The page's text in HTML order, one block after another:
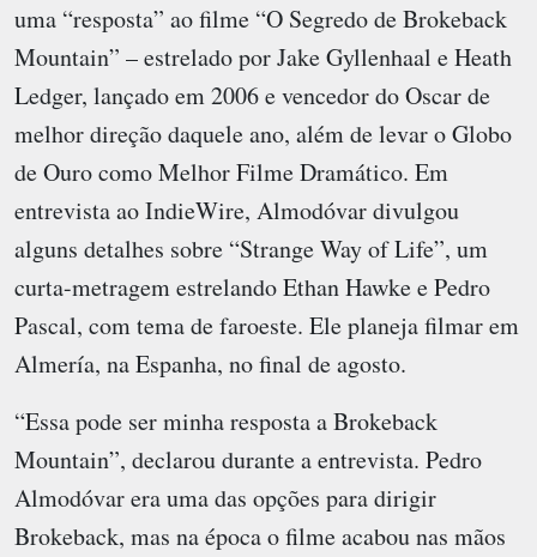
uma “resposta” ao filme “O Segredo de Brokeback
Mountain” – estrelado por Jake Gyllenhaal e Heath
Ledger, lançado em 2006 e vencedor do Oscar de
melhor direção daquele ano, além de levar o Globo
de Ouro como Melhor Filme Dramático. Em
entrevista ao IndieWire, Almodóvar divulgou
alguns detalhes sobre “Strange Way of Life”, um
curta-metragem estrelando Ethan Hawke e Pedro
Pascal, com tema de faroeste. Ele planeja filmar em
Almería, na Espanha, no final de agosto.
“Essa pode ser minha resposta a Brokeback
Mountain”, declarou durante a entrevista. Pedro
Almodóvar era uma das opções para dirigir
Brokeback, mas na época o filme acabou nas mãos